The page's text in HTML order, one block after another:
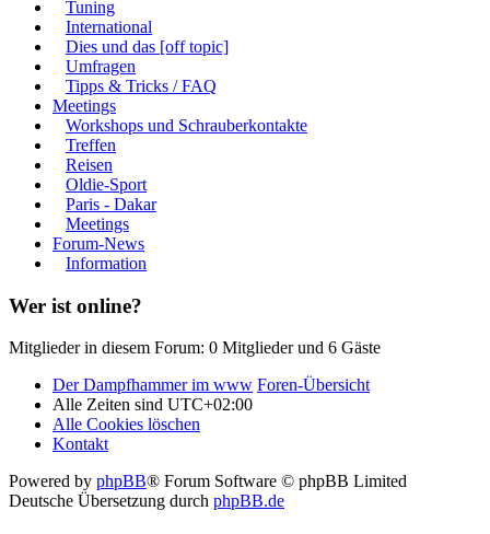
Tuning
International
Dies und das [off topic]
Umfragen
Tipps & Tricks / FAQ
Meetings
Workshops und Schrauberkontakte
Treffen
Reisen
Oldie-Sport
Paris - Dakar
Meetings
Forum-News
Information
Wer ist online?
Mitglieder in diesem Forum: 0 Mitglieder und 6 Gäste
Der Dampfhammer im www Foren-Übersicht
Alle Zeiten sind UTC+02:00
Alle Cookies löschen
Kontakt
Powered by phpBB® Forum Software © phpBB Limited
Deutsche Übersetzung durch phpBB.de